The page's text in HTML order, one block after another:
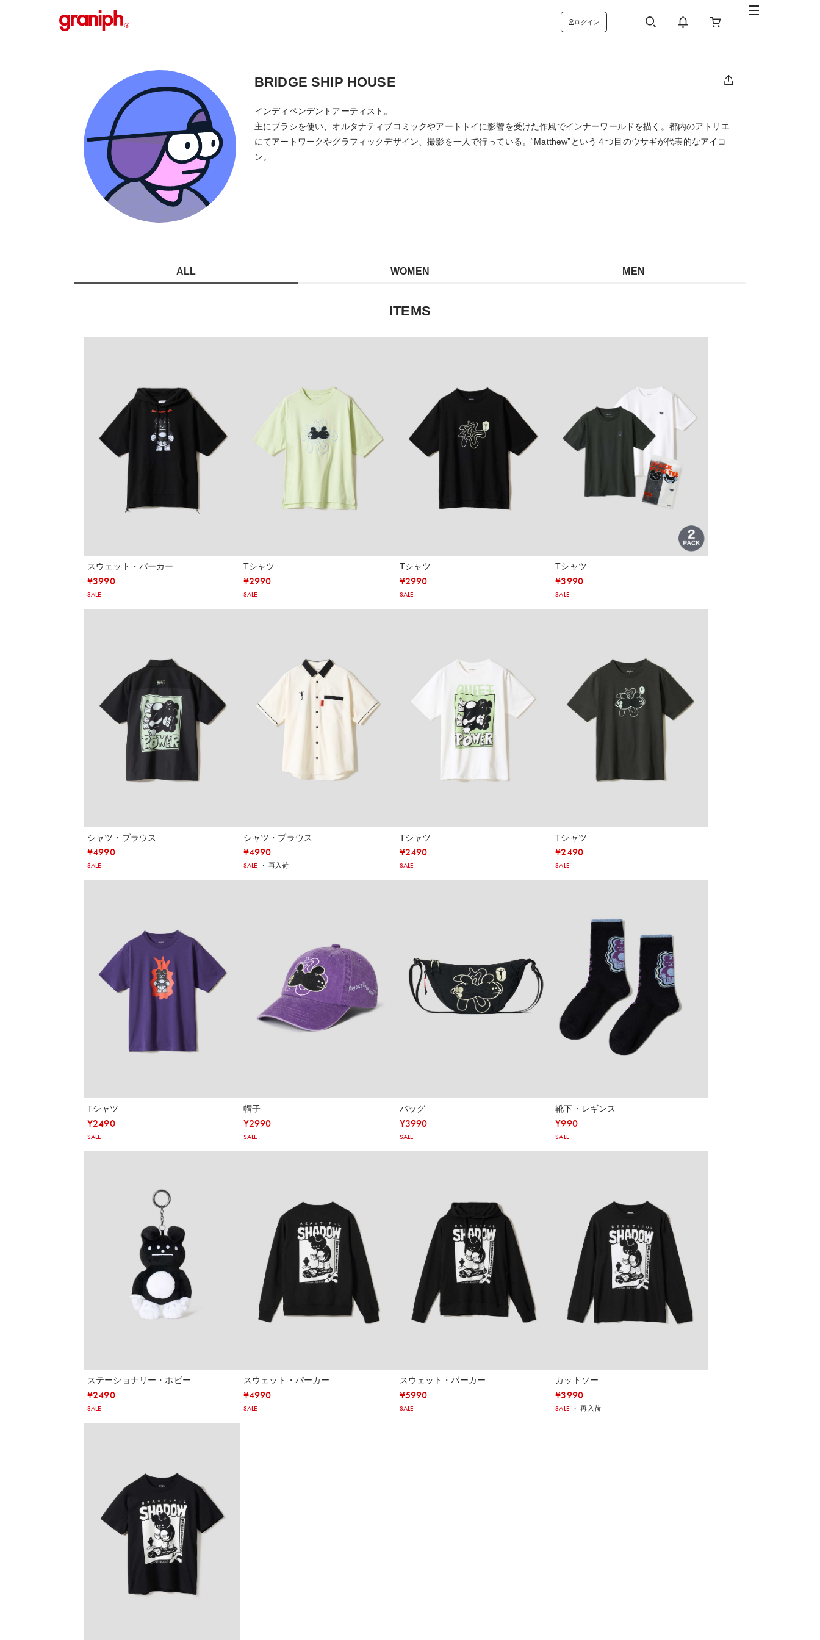
ログイン
BRIDGE SHIP HOUSE
インディペンデントアーティスト。
主にブラシを使い、オルタナティブコミックやアートトイに影響を受けた作風でインナーワールドを描く。都内のアトリエ
にてアートワークやグラフィックデザイン、撮影を一人で行っている。“Matthew”という４つ目のウサギが代表的なアイコ
ン。
ALL WOMEN MEN
ITEMS
スウェット・パーカー
¥3990
SALE
Tシャツ
¥2990
SALE
Tシャツ
¥2990
SALE
Tシャツ
¥3990
SALE
シャツ・ブラウス
¥4990
SALE
シャツ・ブラウス
¥4990
SALE ・ 再入荷
Tシャツ
¥2490
SALE
Tシャツ
¥2490
SALE
Tシャツ
¥2490
SALE
帽子
¥2990
SALE
バッグ
¥3990
SALE
靴下・レギンス
¥990
SALE
ステーショナリー・ホビー
¥2490
SALE
スウェット・パーカー
¥4990
SALE
スウェット・パーカー
¥5990
SALE
カットソー
¥3990
SALE ・再入荷